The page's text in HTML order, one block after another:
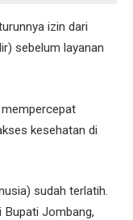
izin dari
sebelum layanan
kesehatan di
sudah terlatih.
Bupati Jombang,